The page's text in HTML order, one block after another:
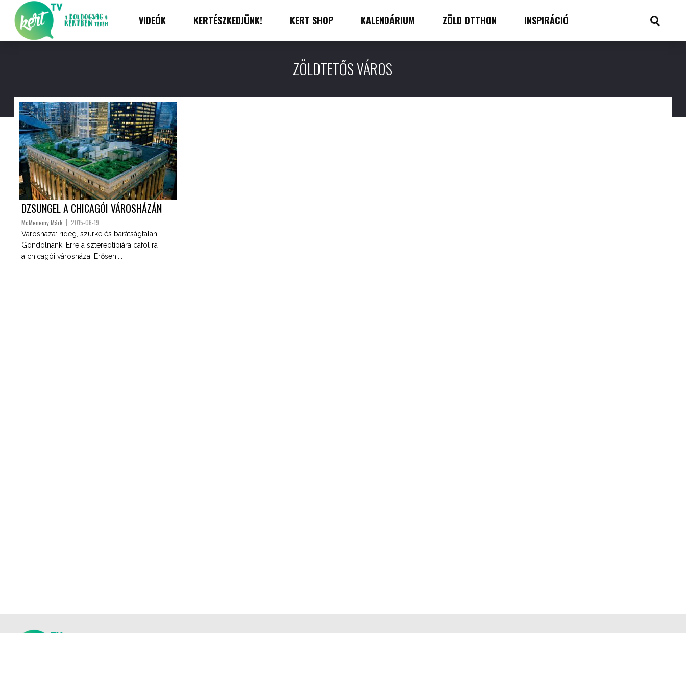
VIDEÓK KERTÉSZKEDJÜNK! KERT SHOP KALENDÁRIUM ZÖLD OTTHON INSPIRÁCIÓ
ZÖLDTETŐS VÁROS
DZSUNGEL A CHICAGÓI VÁROSHÁZÁN
McMenemy Márk 2015-06-19
Városháza: rideg, szürke és barátságtalan.
Gondolnánk. Erre a sztereotípiára cáfol rá
a chicagói városháza. Erősen....